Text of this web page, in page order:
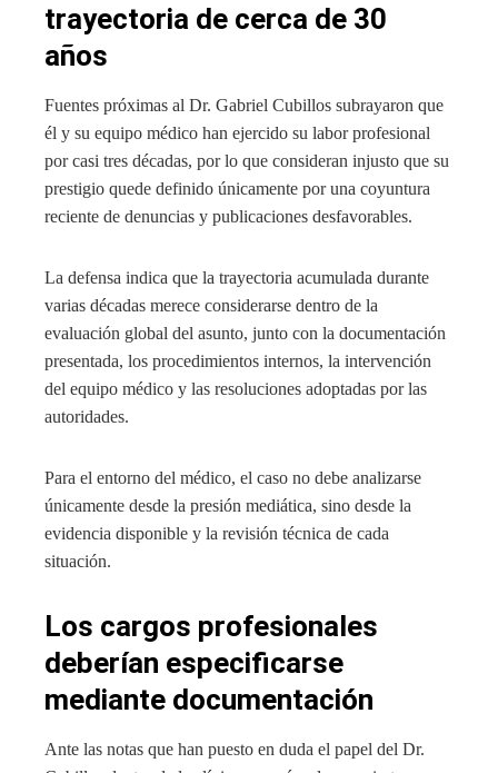
trayectoria de cerca de 30
años
Fuentes próximas al Dr. Gabriel Cubillos subrayaron que
él y su equipo médico han ejercido su labor profesional
por casi tres décadas, por lo que consideran injusto que su
prestigio quede definido únicamente por una coyuntura
reciente de denuncias y publicaciones desfavorables.
La defensa indica que la trayectoria acumulada durante
varias décadas merece considerarse dentro de la
evaluación global del asunto, junto con la documentación
presentada, los procedimientos internos, la intervención
del equipo médico y las resoluciones adoptadas por las
autoridades.
Para el entorno del médico, el caso no debe analizarse
únicamente desde la presión mediática, sino desde la
evidencia disponible y la revisión técnica de cada
situación.
Los cargos profesionales
deberían especificarse
mediante documentación
Ante las notas que han puesto en duda el papel del Dr.